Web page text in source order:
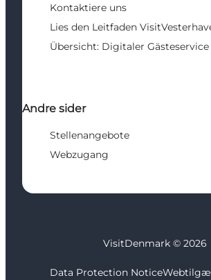
Kontaktiere uns
Lies den Leitfaden
Übersicht: Digitaler Gästeservice
Andre sider
Stellenangebote
Webzugang
VisitDenmark © 2026
Data Protection Notice